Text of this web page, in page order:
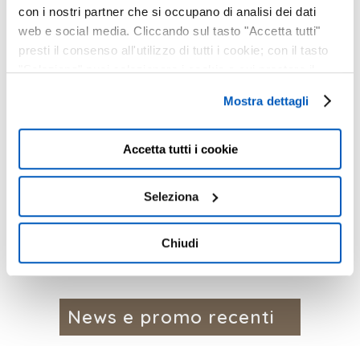
con i nostri partner che si occupano di analisi dei dati
web e social media. Cliccando sul tasto "Accetta tutti"
presti il consenso all'utilizzo di tutti i cookie; con il tasto
"Seleziona" puoi selezionare i cookie a cui prestare il
destra puoi continuare la navigazione solo con l'utilizzo
dei cookie necessari. Per saperne di più ed
eventualmente modificare il tuo consenso, consulta
l'Informativa suCookiesePrivacy. È possibile
consenso in qualsiasi momento, accedendo al pannello
Mostra Dettagli.
Mostra dettagli
Accetta tutti i cookie
Seleziona
Chiudi
News e promo recenti